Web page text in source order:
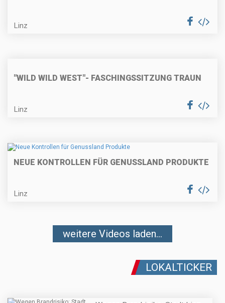
Linz
"WILD WILD WEST"- FASCHINGSSITZUNG TRAUN
Linz
NEUE KONTROLLEN FÜR GENUSSLAND PRODUKTE
Linz
weitere Videos laden...
LOKALTICKER